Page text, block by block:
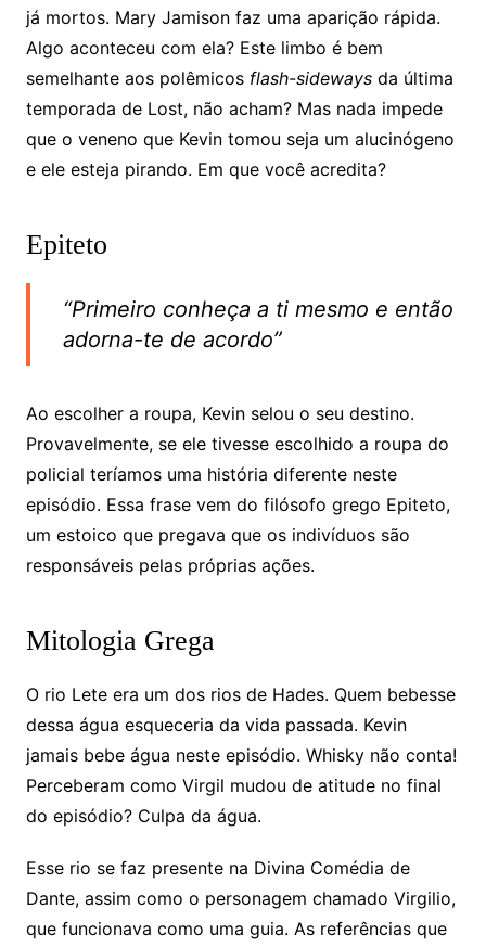
já mortos. Mary Jamison faz uma aparição rápida.
Algo aconteceu com ela? Este limbo é bem
semelhante aos polêmicosflash-sidewaysda última
temporada de Lost, não acham? Mas nada impede
que o veneno que Kevin tomou seja um alucinógeno
e ele esteja pirando. Em que você acredita?
Epiteto
“Primeiro conheça a ti mesmo e então
adorna-te de acordo”
Ao escolher a roupa, Kevin selou o seu destino.
Provavelmente, se ele tivesse escolhido a roupa do
policial teríamos uma história diferente neste
episódio. Essa frase vem do filósofo grego Epiteto,
um estoico que pregava que os indivíduos são
responsáveis pelas próprias ações.
Mitologia Grega
O rio Lete era um dos rios de Hades. Quem bebesse
dessa água esqueceria da vida passada. Kevin
jamais bebe água neste episódio. Whisky não conta!
Perceberam como Virgil mudou de atitude no final
do episódio? Culpa da água.
Esse rio se faz presente na Divina Comédia de
Dante, assim como o personagem chamado Virgilio,
que funcionava como uma guia. As referências que